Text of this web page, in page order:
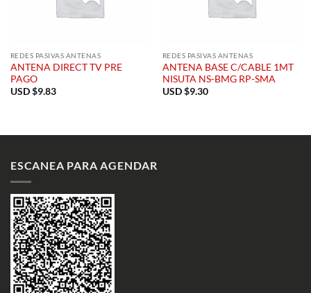
REDES PASIVAS ANTENAS
ANTENA DIRECT TV PRE
PAGO
USD $9.83
REDES PASIVAS ANTENAS
ANTENA BASE C/CABLE 1MT
NISUTA NS-BMG RP-SMA
USD $9.30
ESCANEA PARA AGENDAR